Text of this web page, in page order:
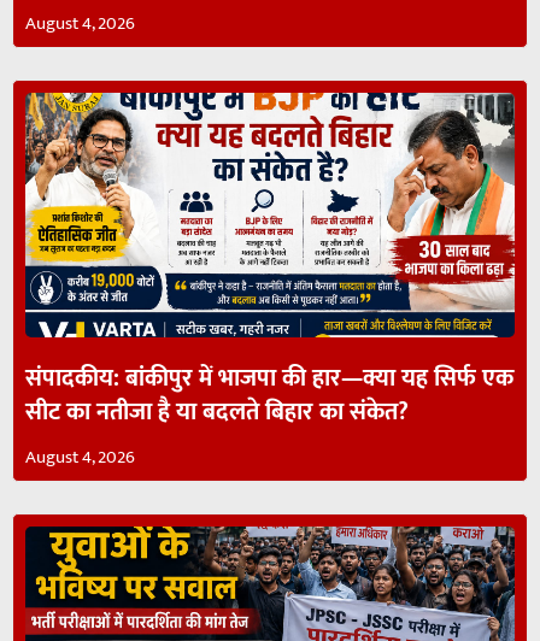
August 4, 2026
संपादकीय: बांकीपुर में भाजपा की हार—क्या यह सिर्फ एक
सीट का नतीजा है या बदलते बिहार का संकेत?
August 4, 2026